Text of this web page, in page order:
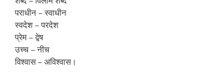
पराधीन – स्वाधीन
स्वदेश – परदेश
प्रेम – द्वेष
उच्च – नीच
विश्वास – अविश्वास।